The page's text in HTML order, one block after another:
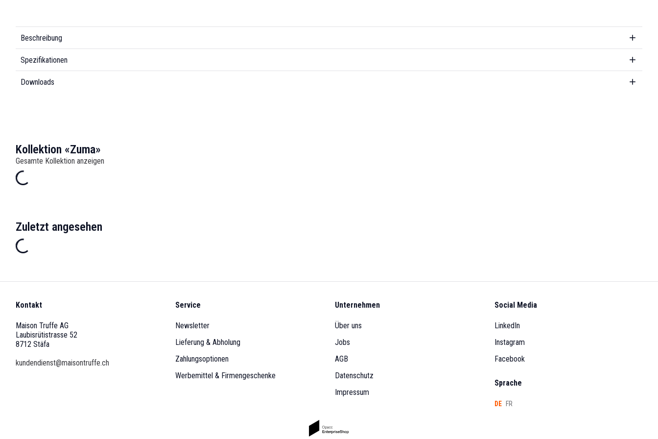
Beschreibung
Spezifikationen
Downloads
Kollektion «Zuma»
Gesamte Kollektion anzeigen
Zuletzt angesehen
Kontakt
Maison Truffe AG
Laubisrütistrasse 52
8712 Stäfa
kundendienst@maisontruffe.ch
Service
Newsletter
Lieferung & Abholung
Zahlungsoptionen
Werbemittel & Firmengeschenke
Unternehmen
Über uns
Jobs
AGB
Datenschutz
Impressum
Social Media
LinkedIn
Instagram
Facebook
Sprache
DE FR